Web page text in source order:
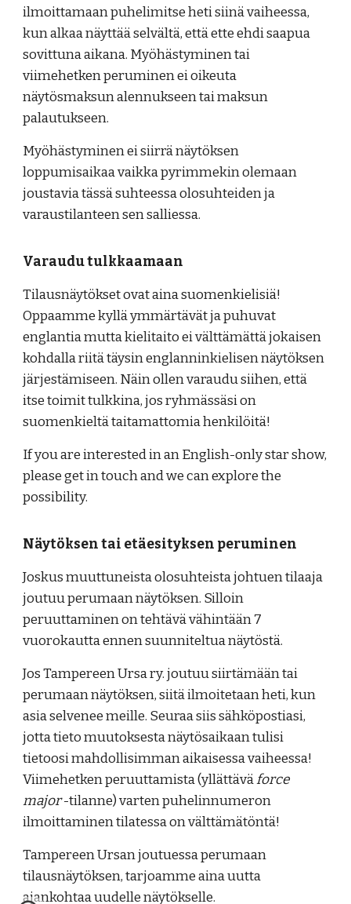
ilmoittamaan puhelimitse heti siinä vaiheessa,
kun alkaa näyttää selvältä, että ette ehdi saapua
sovittuna aikana. Myöhästyminen tai
viimehetken peruminen ei oikeuta
näytösmaksun alennukseen tai maksun
palautukseen.
Myöhästyminen ei siirrä näytöksen
loppumisaikaa vaikka pyrimmekin olemaan
joustavia tässä suhteessa olosuhteiden ja
varaustilanteen sen salliessa.
Varaudu tulkkaamaan
Tilausnäytökset ovat aina suomenkielisiä!
Oppaamme kyllä ymmärtävät ja puhuvat
englantia mutta kielitaito ei välttämättä jokaisen
kohdalla riitä täysin englanninkielisen näytöksen
järjestämiseen. Näin ollen varaudu siihen, että
itse toimit tulkkina, jos ryhmässäsi on
suomenkieltä taitamattomia henkilöitä!
If you are interested in an English-only star show,
please get in touch and we can explore the
possibility.
Näytöksen tai etäesityksen peruminen
Joskus muuttuneista olosuhteista johtuen tilaaja
joutuu perumaan näytöksen. Silloin
peruuttaminen on tehtävä vähintään 7
vuorokautta ennen suunniteltua näytöstä.
Jos Tampereen Ursa ry. joutuu siirtämään tai
perumaan näytöksen, siitä ilmoitetaan heti, kun
asia selvenee meille. Seuraa siis sähköpostiasi,
jotta tieto muutoksesta näytösaikaan tulisi
tietoosi mahdollisimman aikaisessa vaiheessa!
Viimehetken peruuttamista (yllättäväforce
major-tilanne) varten puhelinnumeron
ilmoittaminen tilatessa on välttämätöntä!
Tampereen Ursan joutuessa perumaan
tilausnäytöksen, tarjoamme aina uutta
ajankohtaa uudelle näytökselle.